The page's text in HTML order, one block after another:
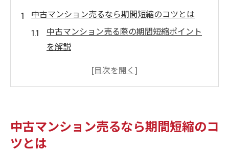
中古マンション売るなら期間短縮のコツとは
中古マンション売る際の期間短縮ポイント
を解説
売却期間大阪府守口市で意識すべき基本と
売却期間大阪府守口市でプロが実践する秘
中古マンション売るなら期間短縮のコ
ツとは